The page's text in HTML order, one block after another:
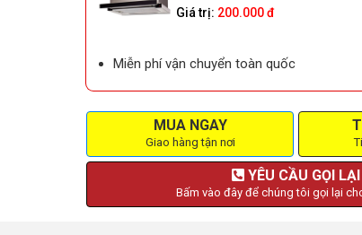
Miễn phí vận chuyển toàn quốc
Giá trị: 200.000 đ
MUA NGAY
Giao hàng tận nơi
YÊU CẦU GỌI LẠI
Bấm vào đây để chúng tôi gọi lại